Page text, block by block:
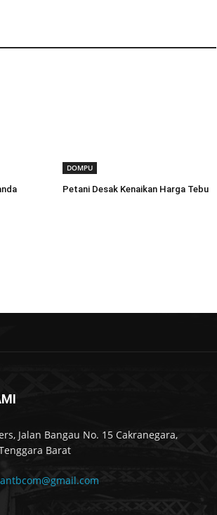
DOMPU
Petani Desak Kenaikan Harga Tebu
Jalan Bangau No. 15 Cakranegara,
Barat